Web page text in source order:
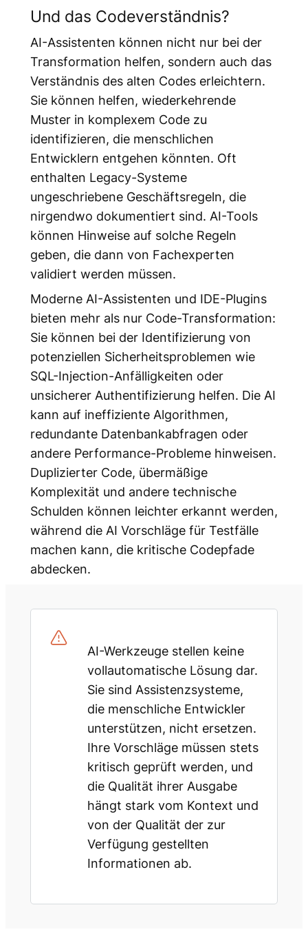
Und das Codeverständnis?
AI-Assistenten können nicht nur bei der
Transformation helfen, sondern auch das
Verständnis des alten Codes erleichtern.
Sie können helfen, wiederkehrende
Muster in komplexem Code zu
identifizieren, die menschlichen
Entwicklern entgehen könnten. Oft
enthalten Legacy-Systeme
ungeschriebene Geschäftsregeln, die
nirgendwo dokumentiert sind. AI-Tools
können Hinweise auf solche Regeln
geben, die dann von Fachexperten
validiert werden müssen.
Moderne AI-Assistenten und IDE-Plugins
bieten mehr als nur Code-Transformation:
Sie können bei der Identifizierung von
potenziellen Sicherheitsproblemen wie
SQL-Injection-Anfälligkeiten oder
unsicherer Authentifizierung helfen. Die AI
kann auf ineffiziente Algorithmen,
redundante Datenbankabfragen oder
andere Performance-Probleme hinweisen.
Duplizierter Code, übermäßige
Komplexität und andere technische
Schulden können leichter erkannt werden,
während die AI Vorschläge für Testfälle
machen kann, die kritische Codepfade
abdecken.
AI-Werkzeuge stellen keine
vollautomatische Lösung dar.
Sie sind Assistenzsysteme,
die menschliche Entwickler
unterstützen, nicht ersetzen.
Ihre Vorschläge müssen stets
kritisch geprüft werden, und
die Qualität ihrer Ausgabe
hängt stark vom Kontext und
von der Qualität der zur
Verfügung gestellten
Informationen ab.